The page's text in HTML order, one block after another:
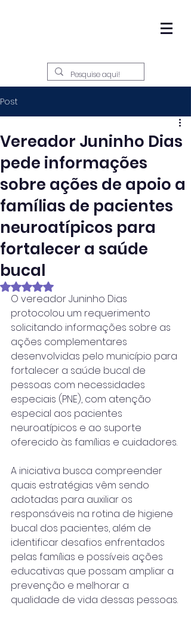
Post
Vereador Juninho Dias
pede informações
sobre ações de apoio a
famílias de pacientes
neuroatípicos para
fortalecer a saúde
bucal
Avaliado com NaN de 5 estrelas.
O vereador Juninho Dias
protocolou um requerimento
solicitando informações sobre as
ações complementares
desenvolvidas pelo município para
fortalecer a saúde bucal de
pessoas com necessidades
especiais (PNE), com atenção
especial aos pacientes
neuroatípicos e ao suporte
oferecido às famílias e cuidadores.
A iniciativa busca compreender
quais estratégias vêm sendo
adotadas para auxiliar os
responsáveis na rotina de higiene
bucal dos pacientes, além de
identificar desafios enfrentados
pelas famílias e possíveis ações
educativas que possam ampliar a
prevenção e melhorar a
qualidade de vida dessas pessoas.